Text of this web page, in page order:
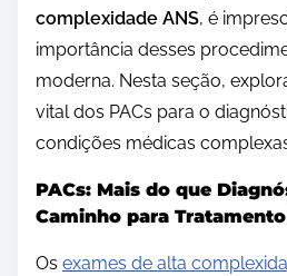
complexidade ANS, é
importância desses
moderna. Nesta seção,
vital dos PACs para o
condições médicas
PACs: Mais do que
Caminho para
Os exames de alta